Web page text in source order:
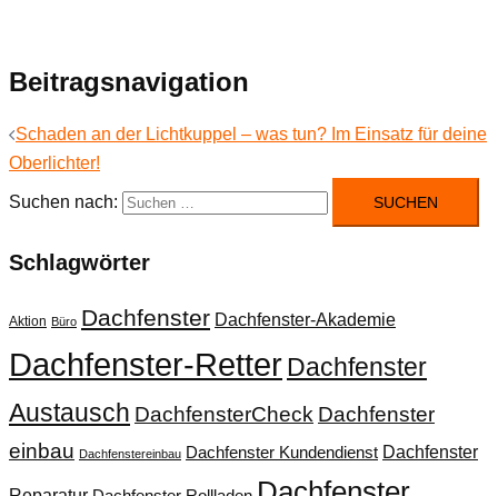
Beitragsnavigation
Schaden an der Lichtkuppel – was tun? Im Einsatz für deine
Oberlichter!
Suchen nach:
Schlagwörter
Aktion Büro Dachfenster Dachfenster-Akademie
Dachfenster-RetterDachfenster
Austausch DachfensterCheck Dachfenster
einbau Dachfenstereinbau Dachfenster Kundendienst Dachfenster